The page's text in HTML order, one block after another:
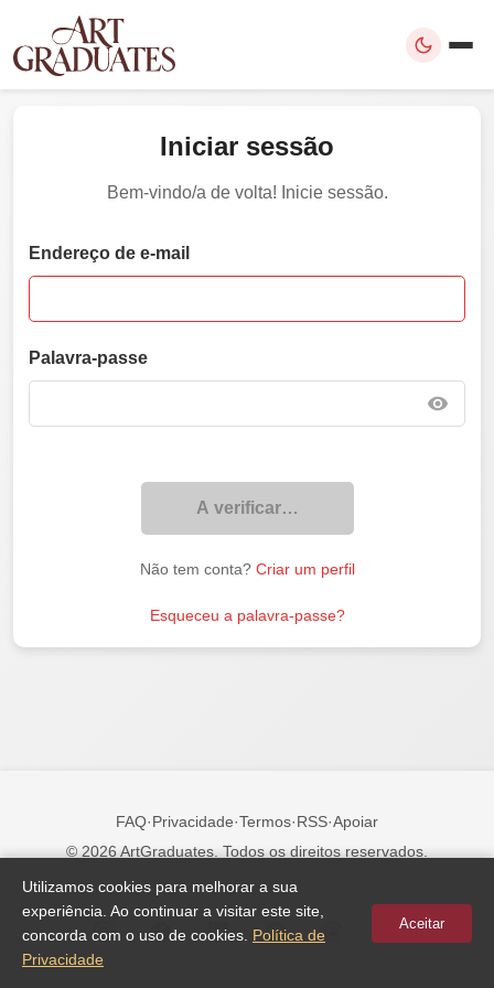
Iniciar sessão
Bem-vindo/a de volta! Inicie sessão.
Endereço de e-mail
Palavra-passe
A verificar…
Não tem conta? Criar um perfil
Esqueceu a palavra-passe?
FAQ·Privacidade·Termos·RSS·Apoiar
© 2026 ArtGraduates. Todos os direitos reservados.
Siga-nos:
Utilizamos cookies para melhorar a sua
experiência. Ao continuar a visitar este site,
concorda com o uso de cookies. Política de
Privacidade
Aceitar